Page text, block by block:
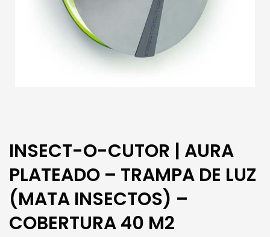
INSECT-O-CUTOR | AURA
PLATEADO – TRAMPA DE LUZ
(MATA INSECTOS) –
COBERTURA 40 M2